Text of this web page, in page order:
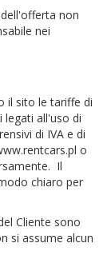
non
nei
il sito le tariffe di
legati all'uso di
di IVA e di
o
Il
chiaro per
Cliente sono
si assume alcun